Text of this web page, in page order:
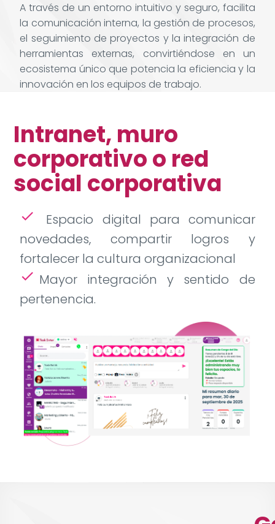
A través de un entorno intuitivo y seguro, facilita
la comunicación interna, la gestión de procesos,
el seguimiento de proyectos y la integración de
herramientas externas, convirtiéndose en un
ecosistema único que potencia la eficiencia y la
innovación en los equipos de trabajo.
Intranet, muro
corporativo o red
social corporativa
checkEspacio digital para comunicar
novedades, compartir logros y
fortalecer la cultura organizacional
checkMayor integración y sentido de
pertenencia.